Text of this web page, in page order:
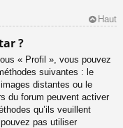
Haut
?
« Profil », vous pouvez
suivantes : le
distantes ou le
du forum peuvent activer
qu’ils veuillent
pas utiliser